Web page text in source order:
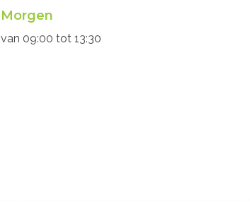
Morgen
van 09:00 tot 13:30